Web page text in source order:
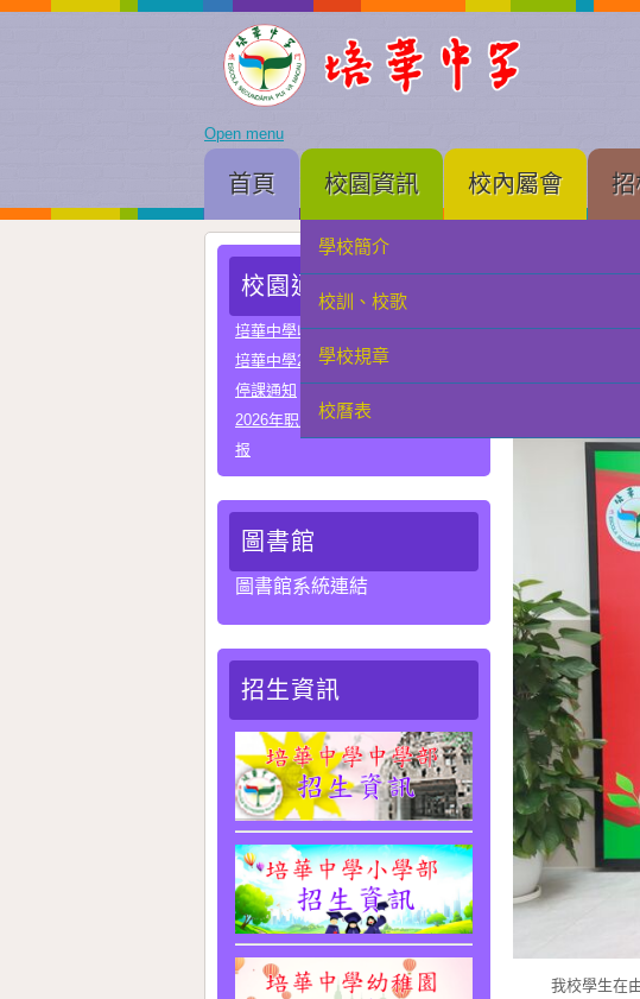
Open menu
首頁 校園資訊
學校簡介
校訓、校歌
學校規章
校曆表
校內屬會 招
中
小
校園通告
培華中學收費項目一覽表
培華中學2024-2025學年報名費
停課通知
2026年职业教育国家教学成果奖申
报
圖書館
圖書館系統連結
招生資訊
喜訊︰我
我校學生在由